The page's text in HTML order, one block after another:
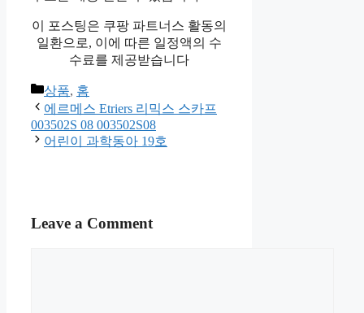
2개
일환으로, 이에 따른 일정액의 수
수료를 제공 받을 수 있습니다.
이 포스팅은 쿠팡 파트너스 활동의
Post
navigation
에르메스 Etriers 리믹스 스카프